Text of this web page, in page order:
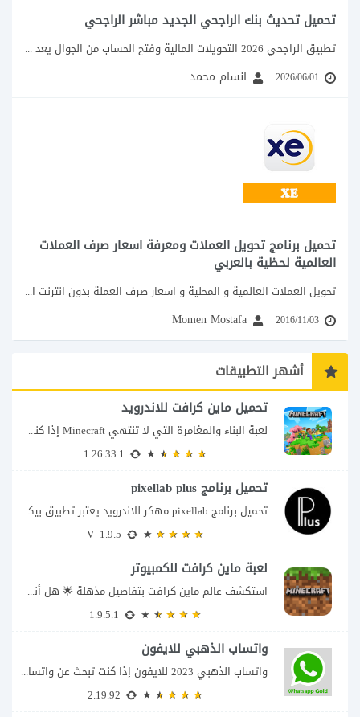
تحميل تحديث بنك الراجحي الجديد مباشر الراجحي
تطبيق الراجحي 2026 التحويلات المالية وفتح الحساب من الجوال يعد تطبيق الراجحي الجديد من...
2026/06/01 انسام محمد
تحميل برنامج تحويل العملات ومعرفة اسعار صرف العملات
العالمية لحظية بالعربي
تحويل العملات العالمية و المحلية و اسعار صرف العملة بدون انترنت اليك تحميل برنامج...
2016/11/03
Momen Mostafa
أشهر التطبيقات
تحميل ماين كرافت للاندرويد
لعبة البناء والمغامرة التي لا تنتهي Minecraft إذا كنت تبحث عن لعبة تمنحك حرية...
تحميل برنامج pixellab plus
تحميل برنامج pixellab مهكر للاندرويد يعتبر تطبيق بيكسلاب من اشهر تطبيقات التعديل والتحرير، بحيث...
لعبة ماين كرافت للكمبيوتر
استكشف عالم ماين كرافت بتفاصيل مذهلة 🌟 هل أنت مستعد لمغامرة أكثر إثارة في...
واتساب الذهبي للايفون
واتساب الذهبي 2023 للايفون إذا كنت تبحث عن واتساب الذهبي للايفون فأنت في الموقع...